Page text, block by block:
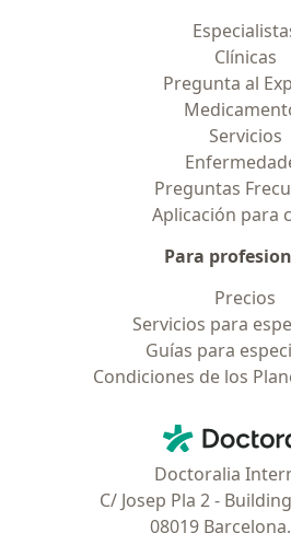
Clínicas
Pregunta al
Servicios
Preguntas
Aplicación para
Para
Precios
Servicios para
Guías para
Condiciones de los
Doctoralia
C/ Josep Pla 2 -
08019